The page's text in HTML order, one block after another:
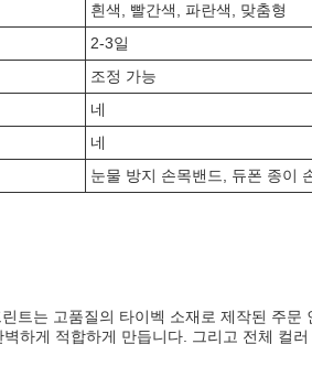
흰색, 빨간색, 파란색, 맞춤형
2-3일
조정 가능
네
네
눈물 방지 손목밴드, 듀폰 종이
트는 고품질의 타이벡 소재로 제작된 주문
하게 적합하게 만듭니다. 그리고 전체 컬